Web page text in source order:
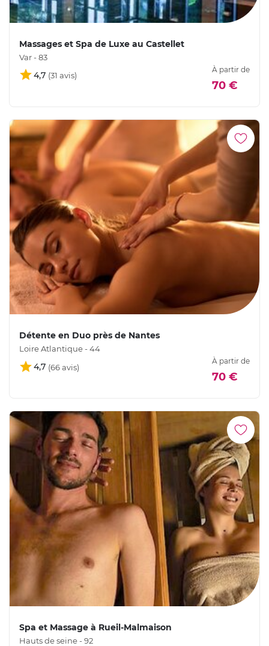
Massages et Spa de Luxe au Castellet
Var - 83
4,7
À partir de
70 €
Détente en Duo près de Nantes
Loire Atlantique - 44
4,7
À partir de
70 €
Spa et Massage à Rueil-Malmaison
Hauts de seine - 92